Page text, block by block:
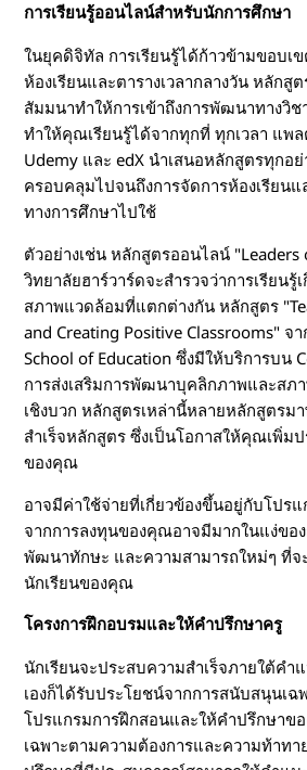
การเรียนรู้ออนไลน์สำหรับนักการศึกษา
ในยุคดิจิทัล การเรียนรู้ได้ก้าวข้ามขอบเ
ห้องเรียนและตารางเวลากลางวัน หลักสู
สัมมนาทำให้การเข้าถึงการพัฒนาทางวิ
ทำให้คุณเรียนรู้ได้จากทุกที่ ทุกเวลา แพ
Udemy และ edX นำเสนอหลักสูตรทุกอ
ครอบคลุมไปจนถึงการจัดการห้องเรียนแ
ทางการศึกษาไปใช้
ตัวอย่างเช่น หลักสูตรออนไลน์
วิทยาลัยฮาร์วาร์ดจะสำรวจว่าการเรียนรู้
สภาพแวดล้อมที่แตกต่างกัน หลักสูตร
and Creating Positive Classrooms" จ
School of Education ซึ่งมีให้บริการบน
การส่งเสริมการพัฒนาบุคลิกภาพและสภ
เชิงบวก หลักสูตรเหล่านี้หลายหลักสูตรม
สำเร็จหลักสูตร ซึ่งเป็นโอกาสให้คุณเพิ่มป
ของคุณ
อาจมีค่าใช้จ่ายที่เกี่ยวข้องขึ้นอยู่กับโปร
จากการลงทุนของคุณอาจมีมากในแง่ขอ
พัฒนาทักษะ และความสามารถใหม่ๆ ที่จ
นักเรียนของคุณ
โครงการฝึกอบรมและให้คำปรึกษาครู
นักเรียนจะประสบความสำเร็จภายใต้คำ
เองก็ได้รับประโยชน์จากการสนับสนุนเ
โปรแกรมการฝึกสอนและให้คำปรึกษาข
เฉพาะตามความต้องการและความท้าท